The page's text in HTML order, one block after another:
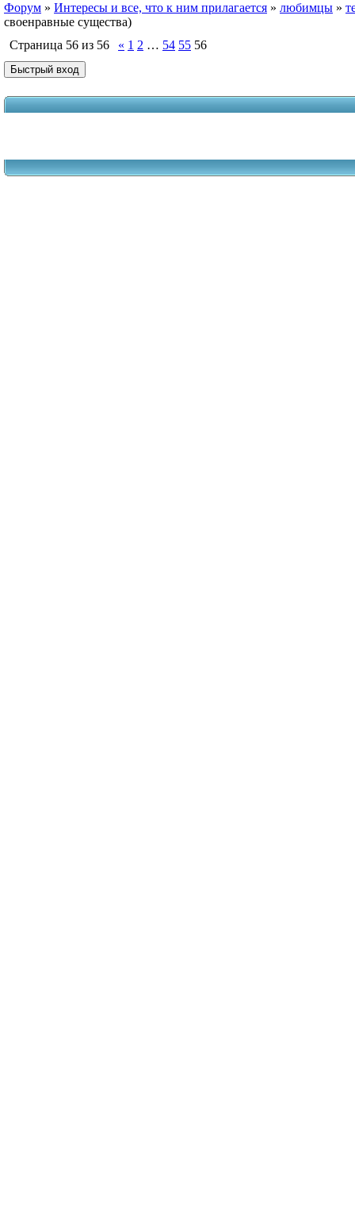
Форум » Интересы и все, что к ним прилагается » любимцы »
своенравные существа)
Страница 56 из 56 « 1 2 … 54 55 56